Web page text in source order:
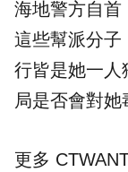
海地警方自首
這些幫派分子
行皆是她一人
局是否會對她
更多